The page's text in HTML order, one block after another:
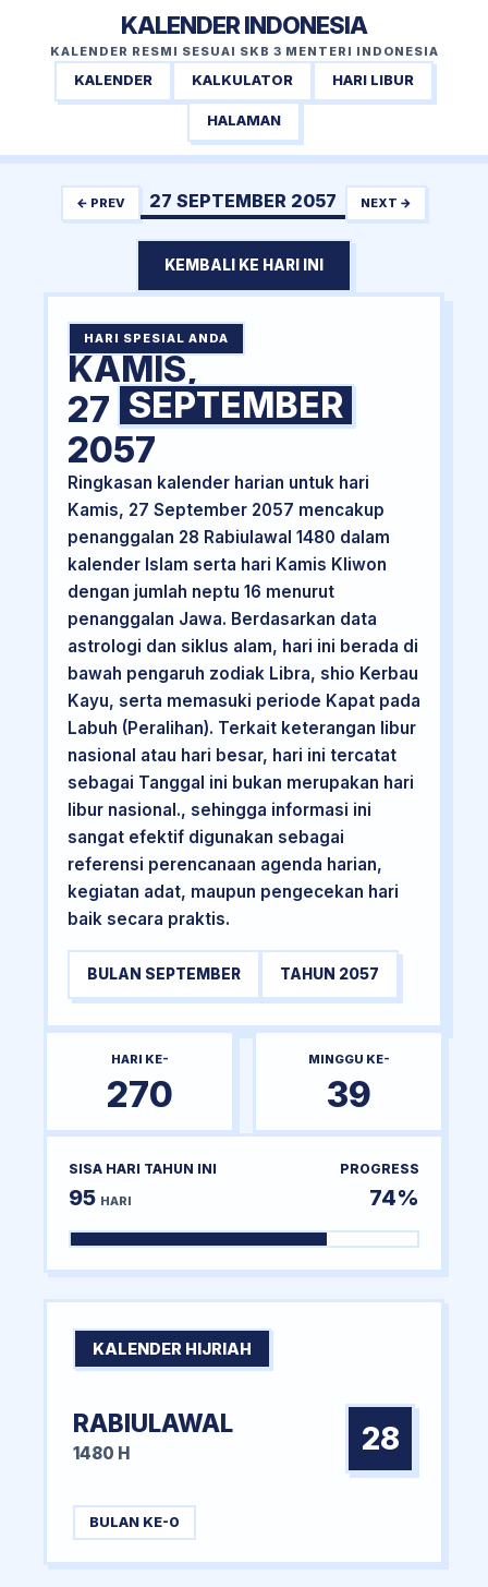
KALENDER INDONESIA
KALENDER RESMI SESUAI SKB 3 MENTERI INDONESIA
KALENDER KALKULATOR HARI LIBUR
HALAMAN
← PREV 27 SEPTEMBER 2057 NEXT →
KEMBALI KE HARI INI
HARI SPESIAL ANDA
KAMIS,
27 SEPTEMBER
2057
Ringkasan kalender harian untuk hari
Kamis, 27 September 2057 mencakup
penanggalan 28 Rabiulawal 1480 dalam
kalender Islam serta hari Kamis Kliwon
dengan jumlah neptu 16 menurut
penanggalan Jawa. Berdasarkan data
astrologi dan siklus alam, hari ini berada di
bawah pengaruh zodiak Libra, shio Kerbau
Kayu, serta memasuki periode Kapat pada
Labuh (Peralihan). Terkait keterangan libur
nasional atau hari besar, hari ini tercatat
sebagai Tanggal ini bukan merupakan hari
libur nasional., sehingga informasi ini
sangat efektif digunakan sebagai
referensi perencanaan agenda harian,
kegiatan adat, maupun pengecekan hari
baik secara praktis.
BULAN SEPTEMBER TAHUN 2057
HARI KE-
270
MINGGU KE-
39
SISA HARI TAHUN INI
95 HARI
PROGRESS
74%
KALENDER HIJRIAH
RABIULAWAL
1480 H 28
BULAN KE-0